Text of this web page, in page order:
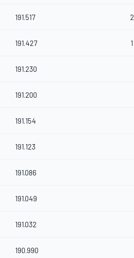
191.517 2
191.427 1
191.230
191.200
191.154
191.123
191.086
191.049
191.032
190.990